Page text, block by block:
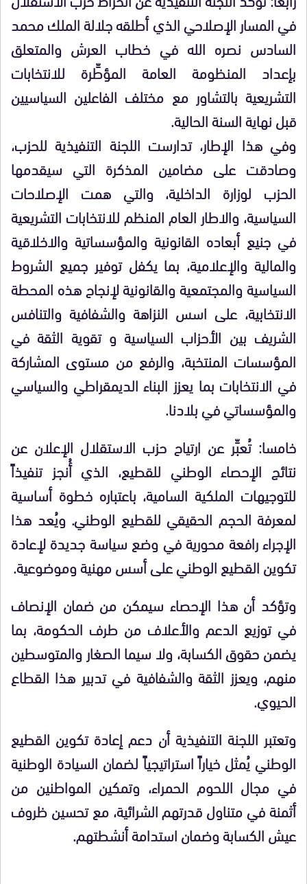
في المسار الإصلاحي الذي أطلقه جلالة الملك محمد
السادس نصره الله في خطاب العرش والمتعلق
بإعداد المنظومة العامة المؤطِّرة للانتخابات
التشريعية بالتشاور مع مختلف الفاعلين السياسيين
قبل نهاية السنة الحالية.
وفي هذا الإطار، تدارست اللجنة التنفيذية للحزب،
وصادقت على مضامين المذكرة التي سيقدمها
الحزب لوزارة الداخلية، والتي همت الإصلاحات
السياسية، والاطار العام المنظم للانتخابات التشريعية
في جنيع أبعاده القانونية والمؤسساتية والاخلاقية
والمالية والإعلامية، بما يكفل توفير جميع الشروط
السياسية والمجتمعية والقانونية لإنجاح هذه المحطة
الانتخابية، على اسس النزاهة والشفافية والتنافس
الشريف بين الأحزاب السياسية و تقوية الثقة في
المؤسسات المنتخبة، والرفع من مستوى المشاركة
في الانتخابات بما يعزز البناء الديمقراطي والسياسي
والمؤسساتي في بلادنا.
خامسا: تُعبِّر عن ارتياح حزب الاستقلال الإعلان عن
نتائج الإحصاء الوطني للقطيع، الذي أُنجز تنفيذاً
للتوجيهات الملكية السامية، باعتباره خطوة أساسية
لمعرفة الحجم الحقيقي للقطيع الوطني. ويُعد هذا
الإجراء رافعة محورية في وضع سياسة جديدة لإعادة
تكوين القطيع الوطني على أسس مهنية وموضوعية.
وتؤكد أن هذا الإحصاء سيمكن من ضمان الإنصاف
في توزيع الدعم والأعلاف من طرف الحكومة، بما
يضمن حقوق الكسابة، ولا سيما الصغار والمتوسطين
منهم، ويعزز الثقة والشفافية في تدبير هذا القطاع
الحيوي.
وتعتبر اللجنة التنفيذية أن دعم إعادة تكوين القطيع
الوطني يُمثل خياراً استراتيجياً لضمان السيادة الوطنية
في مجال اللحوم الحمراء، وتمكين المواطنين من
أثمنة في متناول قدرتهم الشرائية، مع تحسين ظروف
عيش الكسابة وضمان استدامة أنشطتهم.